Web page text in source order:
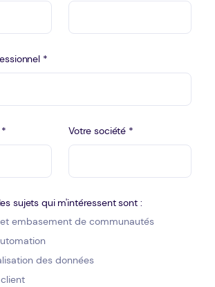
*
Votre société *
sujets qui m'intéressent sont :
embasement de communautés
des données